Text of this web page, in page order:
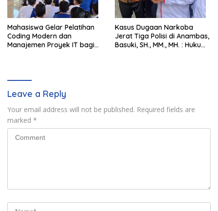
Mahasiswa Gelar Pelatihan
Coding Modern dan
Manajemen Proyek IT bagi
Kasus Dugaan Narkoba
Jerat Tiga Polisi di Anambas,
Basuki, SH., MM., MH. : Hukum
Leave a Reply
Your email address will not be published. Required fields are
marked *